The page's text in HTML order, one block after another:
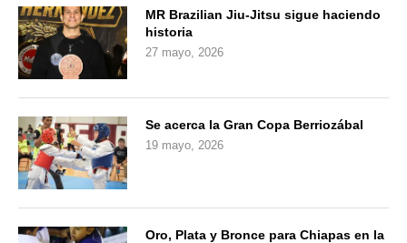
MR Brazilian Jiu-Jitsu sigue haciendo
historia
27 mayo, 2026
Se acerca la Gran Copa Berriozábal
19 mayo, 2026
Oro, Plata y Bronce para Chiapas en la